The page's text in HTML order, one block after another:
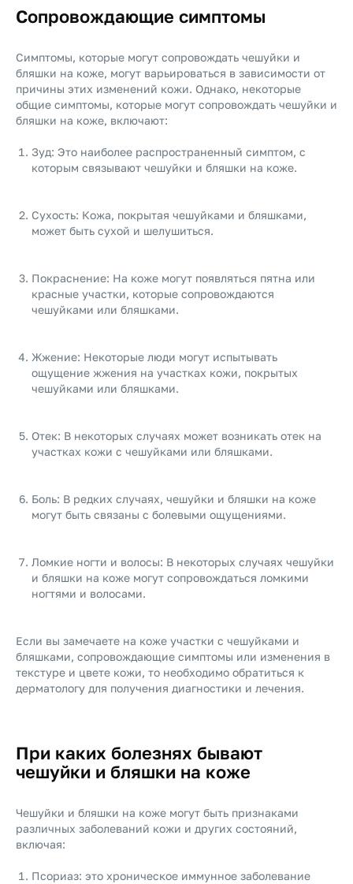
Сопровождающие симптомы
Симптомы, которые могут сопровождать чешуйки и
бляшки на коже, могут варьироваться в зависимости от
причины этих изменений кожи. Однако, некоторые
общие симптомы, которые могут сопровождать чешуйки и
бляшки на коже, включают:
Зуд: Это наиболее распространенный симптом, с
которым связывают чешуйки и бляшки на коже.
Сухость: Кожа, покрытая чешуйками и бляшками,
может быть сухой и шелушиться.
Покраснение: На коже могут появляться пятна или
красные участки, которые сопровождаются
чешуйками или бляшками.
Жжение: Некоторые люди могут испытывать
ощущение жжения на участках кожи, покрытых
чешуйками или бляшками.
Отек: В некоторых случаях может возникать отек на
участках кожи с чешуйками или бляшками.
Боль: В редких случаях, чешуйки и бляшки на коже
могут быть связаны с болевыми ощущениями.
Ломкие ногти и волосы: В некоторых случаях чешуйки
и бляшки на коже могут сопровождаться ломкими
ногтями и волосами.
Если вы замечаете на коже участки с чешуйками и
бляшками, сопровождающие симптомы или изменения в
текстуре и цвете кожи, то необходимо обратиться к
дерматологу для получения диагностики и лечения.
При каких болезнях бывают
чешуйки и бляшки на коже
Чешуйки и бляшки на коже могут быть признаками
различных заболеваний кожи и других состояний,
включая:
Псориаз: это хроническое иммунное заболевание